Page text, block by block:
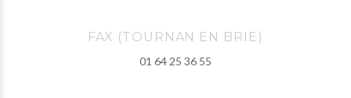
FAX (TOURNAN EN BRIE)
01 64 25 36 55